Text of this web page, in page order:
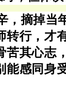
，摘掉当
转行，才
苦其心志
能感同身